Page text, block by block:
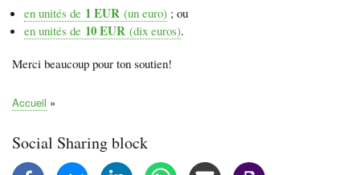
en unités de 1 EUR (un euro) ; ou
en unités de 10 EUR (dix euros).
Merci beaucoup pour ton soutien!
d'Ariane
Accueil
Social Sharing block